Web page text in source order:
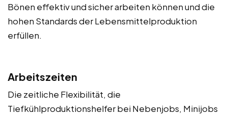
Bönen effektiv und sicher arbeiten können und die
hohen Standards der Lebensmittelproduktion
erfüllen.
Arbeitszeiten
Die zeitliche Flexibilität, die
Tiefkühlproduktionshelfer bei Nebenjobs, Minijobs